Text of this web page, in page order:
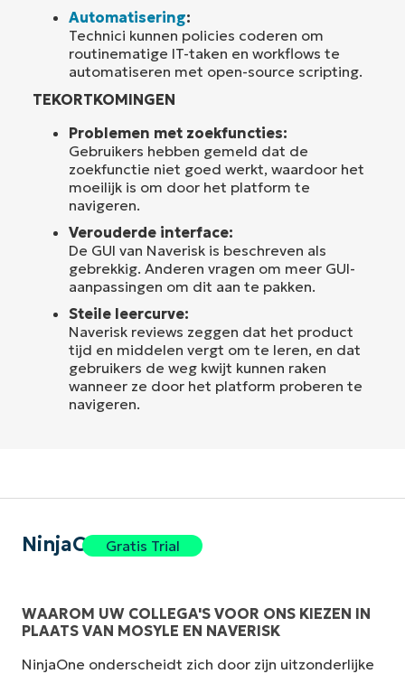
Automatisering:
Technici kunnen policies coderen om
routinematige IT-taken en workflows te
automatiseren met open-source scripting.
TEKORTKOMINGEN
Problemen met zoekfuncties:
Gebruikers hebben gemeld dat de
zoekfunctie niet goed werkt, waardoor het
moeilijk is om door het platform te
navigeren.
Verouderde interface:
De GUI van Naverisk is beschreven als
gebrekkig. Anderen vragen om meer GUI-
aanpassingen om dit aan te pakken.
Steile leercurve:
Naverisk reviews zeggen dat het product
tijd en middelen vergt om te leren, en dat
gebruikers de weg kwijt kunnen raken
wanneer ze door het platform proberen te
navigeren.
NinjaOneGratis Trial
WAAROM UW COLLEGA'S VOOR ONS KIEZEN IN
PLAATS VAN MOSYLE EN NAVERISK
NinjaOne onderscheidt zich door zijn uitzonderlijke